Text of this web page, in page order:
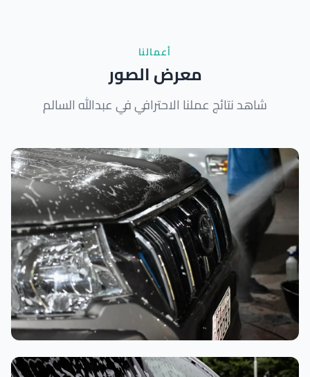
أعمالنا
معرض الصور
شاهد نتائج عملنا الاحترافي في عبدالله السالم
تنظيف داخلي